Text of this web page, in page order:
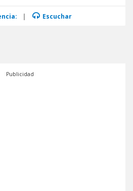
| Escuchar
Publicidad